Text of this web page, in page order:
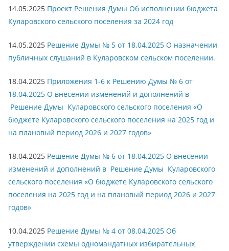
14.05.2025 Проект Решения Думы Об исполнении бюджета
Куларовского сельского поселения за 2024 год
14.05.2025 Решение Думы № 5 от 18.04.2025 О назначении
публичных слушаний в Куларовском сельском поселении.
18.04.2025 Приложения 1-6 к Решению Думы № 6 от
18.04.2025 О внесении изменений и дополнений в
Решение Думы Куларовского сельского поселения «О
бюджете Куларовского сельского поселения на 2025 год и
на плановый период 2026 и 2027 годов»
18.04.2025 Решение Думы № 6 от 18.04.2025 О внесении
изменений и дополнений в Решение Думы Куларовского
сельского поселения «О бюджете Куларовского сельского
поселения на 2025 год и на плановый период 2026 и 2027
годов»
10.04.2025 Решение Думы № 4 от 08.04.2025 Об
утверждении схемы одномандатных избирательных